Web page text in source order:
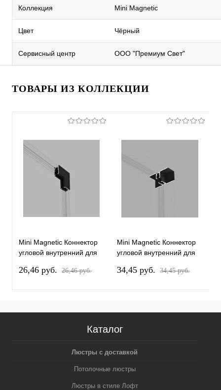
Коллекция Mini Magnetic
Цвет Чёрный
Сервисный центр ООО "Премиум Свет"
ТОВАРЫ ИЗ КОЛЛЕКЦИИ
Mini Magnetic Коннектор
угловой внутренний для
черный Elektrostandard
26,46 pуб. 26,46 pуб.
Mini Magnetic Коннектор
угловой внутренний для
шинопровода черный
34,45 pуб. 34,45 pуб.
Каталог
Люстры с доставкой
Потолочные люстры
Люстры в стиле Лофт